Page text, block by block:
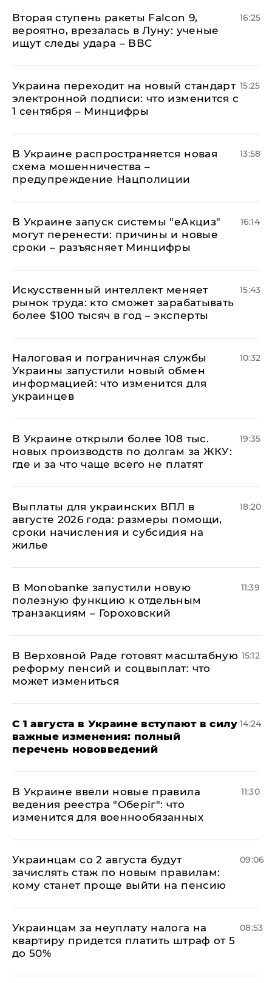
Вторая ступень ракеты Falcon 9,
вероятно, врезалась в Луну: ученые
ищут следы удара – ВВС
16:25
Украина переходит на новый стандарт
электронной подписи: что изменится с
1 сентября – Минцифры
15:25
В Украине распространяется новая
схема мошенничества –
предупреждение Нацполиции
13:58
В Украине запуск системы "еАкциз"
могут перенести: причины и новые
сроки – разъясняет Минцифры
16:14
Искусственный интеллект меняет
рынок труда: кто сможет зарабатывать
более $100 тысяч в год – эксперты
15:43
Налоговая и пограничная службы
Украины запустили новый обмен
информацией: что изменится для
украинцев
10:32
В Украине открыли более 108 тыс.
новых производств по долгам за ЖКУ:
где и за что чаще всего не платят
19:35
Выплаты для украинских ВПЛ в
августе 2026 года: размеры помощи,
сроки начисления и субсидия на
жилье
18:20
В Мonobankе запустили новую
полезную функцию к отдельным
транзакциям – Гороховский
11:39
В Верховной Раде готовят масштабную
реформу пенсий и соцвыплат: что
может измениться
15:12
С 1 августа в Украине вступают в силу
важные изменения: полный
перечень нововведений
14:24
В Украине ввели новые правила
ведения реестра "Оберіг": что
изменится для военнообязанных
11:30
Украинцам со 2 августа будут
зачислять стаж по новым правилам:
кому станет проще выйти на пенсию
09:06
Украинцам за неуплату налога на
квартиру придется платить штраф от 5
до 50%
08:53